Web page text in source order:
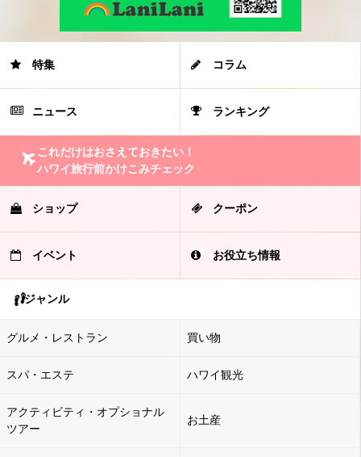
特集 コラム
ニュース ランキング
これだけはおさえておきたい！
ハワイ旅行前かけこみチェック
ショップ クーポン
イベント お役立ち情報
ジャンル
グルメ・レストラン 買い物
スパ・エステ ハワイ観光
アクティビティ・オプショナル
ツアー
お土産